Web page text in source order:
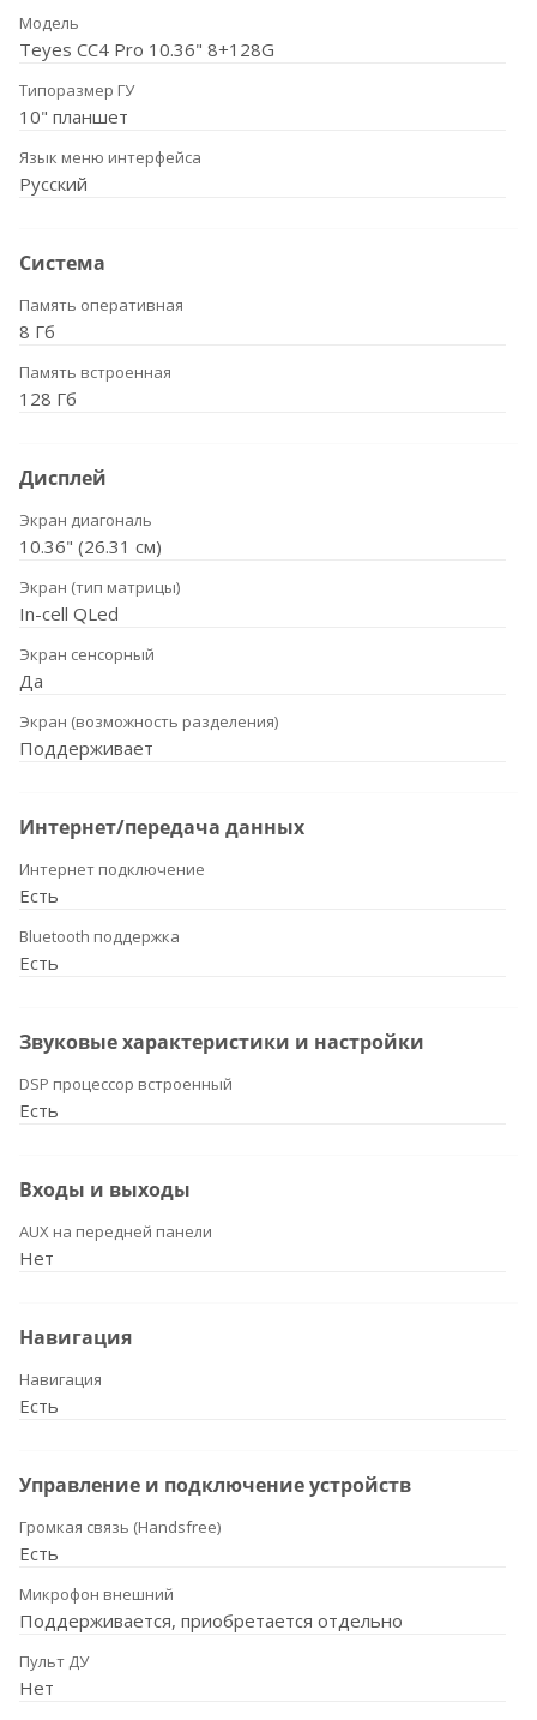
Модель
Teyes CC4 Pro 10.36" 8+128G
Типоразмер ГУ
10" планшет
Язык меню интерфейса
Русский
Система
Память оперативная
8 Гб
Память встроенная
128 Гб
Дисплей
Экран диагональ
10.36" (26.31 см)
Экран (тип матрицы)
In-cell QLed
Экран сенсорный
Да
Экран (возможность разделения)
Поддерживает
Интернет/передача данных
Интернет подключение
Есть
Bluetooth поддержка
Есть
Звуковые характеристики и настройки
DSP процессор встроенный
Есть
Входы и выходы
AUX на передней панели
Нет
Навигация
Навигация
Есть
Управление и подключение устройств
Громкая связь (Handsfree)
Есть
Микрофон внешний
Поддерживается, приобретается отдельно
Пульт ДУ
Нет